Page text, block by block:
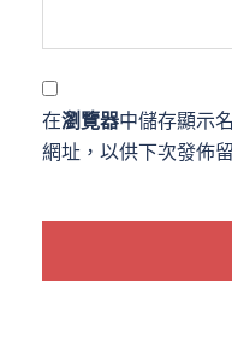
在瀏覽器中儲存顯示
網址，以供下次發佈